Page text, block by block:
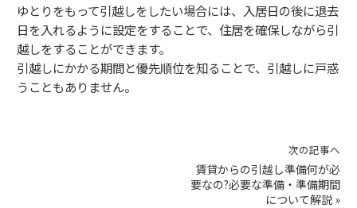
ゆとりをもって引越しをしたい場合には、入居日の後に退去
日を入れるように設定をすることで、住居を確保しながら引
越しをすることができます。
引越しにかかる期間と優先順位を知ることで、引越しに戸惑
うこともありません。
次の記事へ
賃貸からの引越し準備何が必
要なの?必要な準備・準備期間
について解説 »